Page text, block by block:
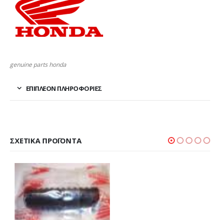
genuine parts honda
ΕΠΙΠΛΈΟΝ ΠΛΗΡΟΦΟΡΊΕΣ
ΣΧΕΤΙΚΆ ΠΡΟΪΌΝΤΑ